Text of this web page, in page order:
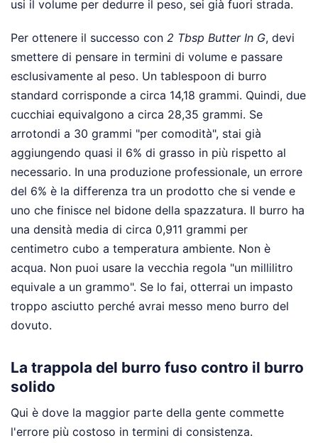
usi il volume per dedurre il peso, sei già fuori strada.
Per ottenere il successo con 2 Tbsp Butter In G, devi
smettere di pensare in termini di volume e passare
esclusivamente al peso. Un tablespoon di burro
standard corrisponde a circa 14,18 grammi. Quindi, due
cucchiai equivalgono a circa 28,35 grammi. Se
arrotondi a 30 grammi "per comodità", stai già
aggiungendo quasi il 6% di grasso in più rispetto al
necessario. In una produzione professionale, un errore
del 6% è la differenza tra un prodotto che si vende e
uno che finisce nel bidone della spazzatura. Il burro ha
una densità media di circa 0,911 grammi per
centimetro cubo a temperatura ambiente. Non è
acqua. Non puoi usare la vecchia regola "un millilitro
equivale a un grammo". Se lo fai, otterrai un impasto
troppo asciutto perché avrai messo meno burro del
dovuto.
La trappola del burro fuso contro il burro
solido
Qui è dove la maggior parte della gente commette
l'errore più costoso in termini di consistenza.